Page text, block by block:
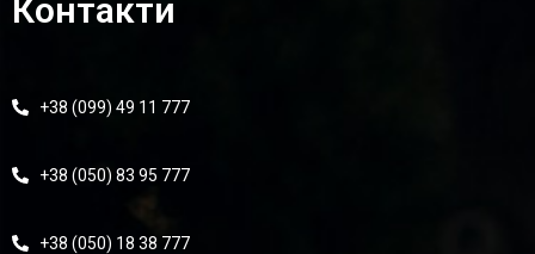
Контакти
+38 (099) 49 11 777
+38 (050) 83 95 777
+38 (050) 18 38 777